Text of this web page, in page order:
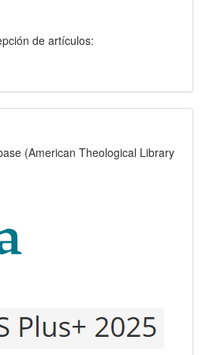
de artículos:
(American Theological Library